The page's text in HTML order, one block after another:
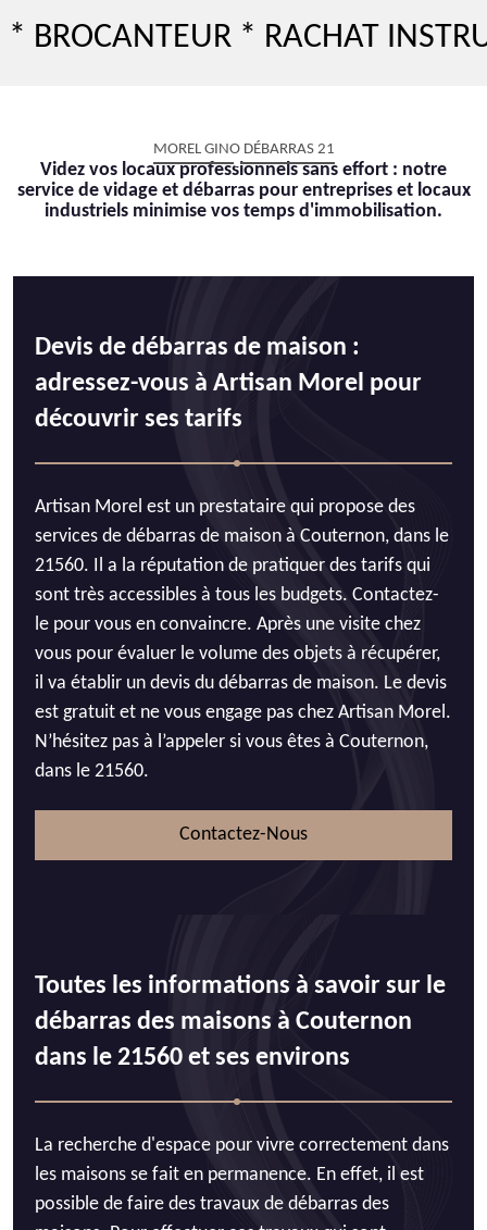
* RACHAT
MOREL GINO DÉBARRAS 21
Videz vos locaux professionnels sans effort : notre
service de vidage et débarras pour entreprises et locaux
industriels minimise vos temps d'immobilisation.
Devis de débarras de maison :
adressez-vous à Artisan Morel pour
découvrir ses tarifs
Artisan Morel est un prestataire qui propose des
services de débarras de maison à Couternon, dans le
21560. Il a la réputation de pratiquer des tarifs qui
sont très accessibles à tous les budgets. Contactez-
le pour vous en convaincre. Après une visite chez
vous pour évaluer le volume des objets à récupérer,
il va établir un devis du débarras de maison. Le devis
est gratuit et ne vous engage pas chez Artisan Morel.
N’hésitez pas à l’appeler si vous êtes à Couternon,
dans le 21560.
Contactez-Nous
Toutes les informations à savoir sur le
débarras des maisons à Couternon
dans le 21560 et ses environs
La recherche d'espace pour vivre correctement dans
les maisons se fait en permanence. En effet, il est
possible de faire des travaux de débarras des